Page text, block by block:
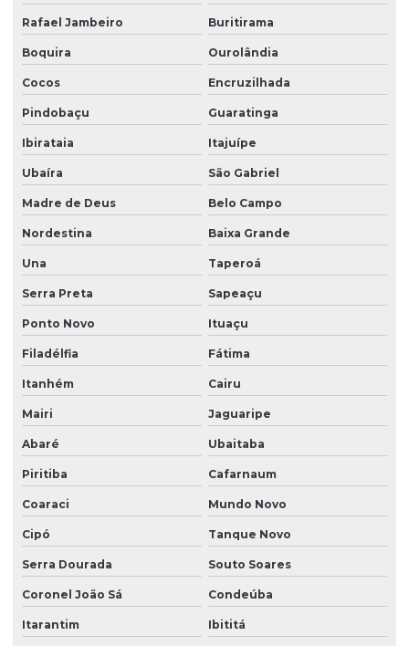
Monitoramento ambiental após licença
Monitoramento ambiental após licença em vitória da conquista
Monitoramento de condicionantes para licenciamento
Outorga de água
Outorga de água para irrigação
Outorga de água para piscicultura
Outorga de água para poço artesiano
Outorga de água subterrânea
Outorga água superficial
Outorga para captação de água subterrânea
Outorga para captação de água superficial
Outorga de poço
Outorga recursos hídricos
Outorga para uso de água
Outorga de uso de água subterrânea
Outorga para utilização recursos hídricos
Pgrs plano de gerenciamento de resíduos sólidos
Rafael Jambeiro Buritirama
Boquira Ourolândia
Cocos Encruzilhada
Pindobaçu Guaratinga
Ibirataia Itajuípe
Ubaíra São Gabriel
Madre de Deus Belo Campo
Nordestina Baixa Grande
Una Taperoá
Serra Preta Sapeaçu
Ponto Novo Ituaçu
Filadélfia Fátima
Itanhém Cairu
Mairi Jaguaripe
Abaré Ubaitaba
Piritiba Cafarnaum
Coaraci Mundo Novo
Cipó Tanque Novo
Serra Dourada Souto Soares
Coronel João Sá Condeúba
Itarantim Ibititá